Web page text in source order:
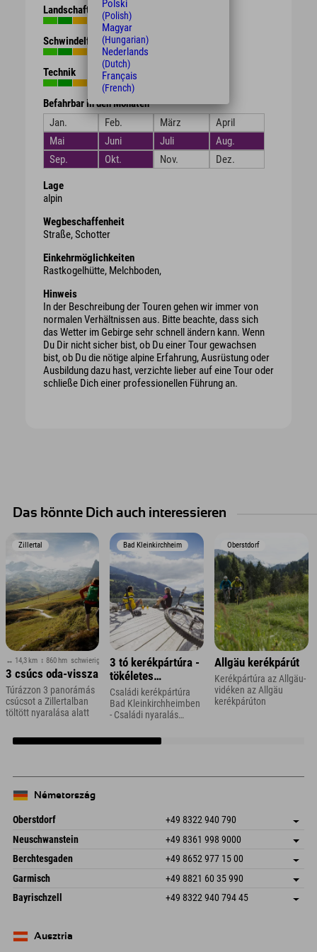
Landschaft
Schwindelfreiheit
Technik
Befahrbar in den Monaten
Jan.
Feb. März
April
Mai
Juni Juli
Aug.
Sep.
Okt. Nov. Dez.
Lage
alpin
Wegbeschaffenheit
Straße, Schotter
Einkehrmöglichkeiten
Rastkogelhütte, Melchboden,
Hinweis
In der Beschreibung der Touren gehen wir immer von
normalen Verhältnissen aus. Bitte beachte, dass sich
das Wetter im Gebirge sehr schnell ändern kann. Wenn
Du Dir nicht sicher bist, ob Du einer Tour gewachsen
bist, ob Du die nötige alpine Erfahrung, Ausrüstung oder
Ausbildung dazu hast, verzichte lieber auf eine Tour oder
schließe Dich einer professionellen Führung an.
Das könnte Dich auch interessieren
Zillertal
↔ 14,3 km ↕ 860 hm schwierig
3 csúcs oda-vissza
Túrázzon 3 panorámás
csúcsot a Zillertalban
töltött nyaralása alatt
Bad Kleinkirchheim
3 tó kerékpártúra -
tökéletes
családoknak
Családi kerékpártúra
Bad Kleinkirchheimben
- Családi nyaralás
Oberstdorf
Allgäu kerékpárút
Kerékpártúra az Allgäu-
vidéken az Allgäu
kerékpárúton
Németország
Oberstdorf +49 8322 940 790
An der Breitach 3
87538 Fischen I. Allgäu
Németország
Cím mentése
Érkezési információk
Könyv
Neuschwanstein +49 8361 998 9000
An der Riese 45
87484 Nesselwang im Allgäu
Németország
Cím mentése
Könyv
Berchtesgaden +49 8652 977 15 00
Hofreitstr. 7
83471 Schönau am Königssee
Németország
Cím mentése
Érkezési információk
Könyv
Garmisch +49 8821 60 35 990
Frickenstraße 22
82490 Farchant
Cím mentése
Bayrischzell +49 8322 940 794 45
Németország
Ausztria
Polski
(Polish)
Magyar
(Hungarian)
Nederlands
(Dutch)
Français
(French)